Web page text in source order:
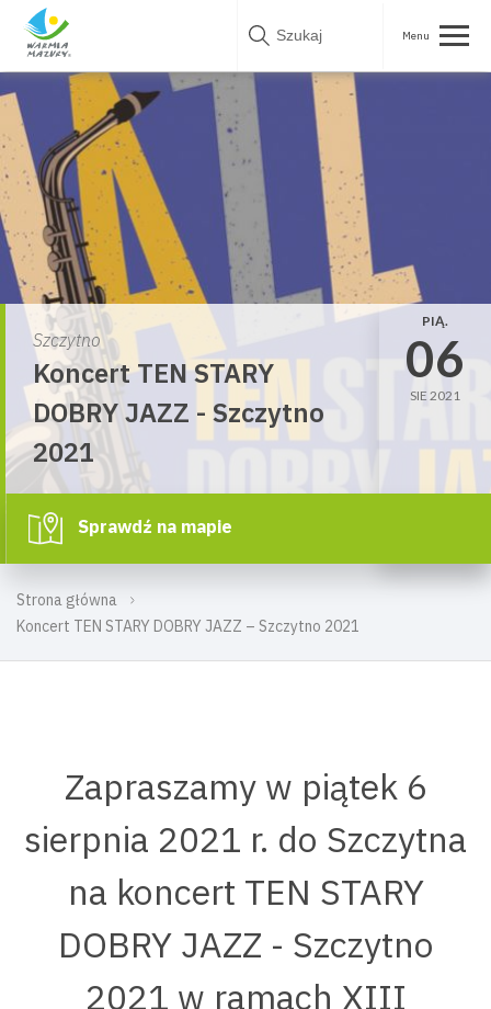
Skip
Strona główna
Koncert TEN STARY DOBRY JAZZ – Szczytno 2021
Szczytno
Koncert TEN STARY
DOBRY JAZZ - Szczytno
2021
PIĄ.
06
SIE 2021
Sprawdź na mapie
Zapraszamy w piątek 6
sierpnia 2021 r. do Szczytna
na koncert TEN STARY
DOBRY JAZZ - Szczytno
2021 w ramach XIII